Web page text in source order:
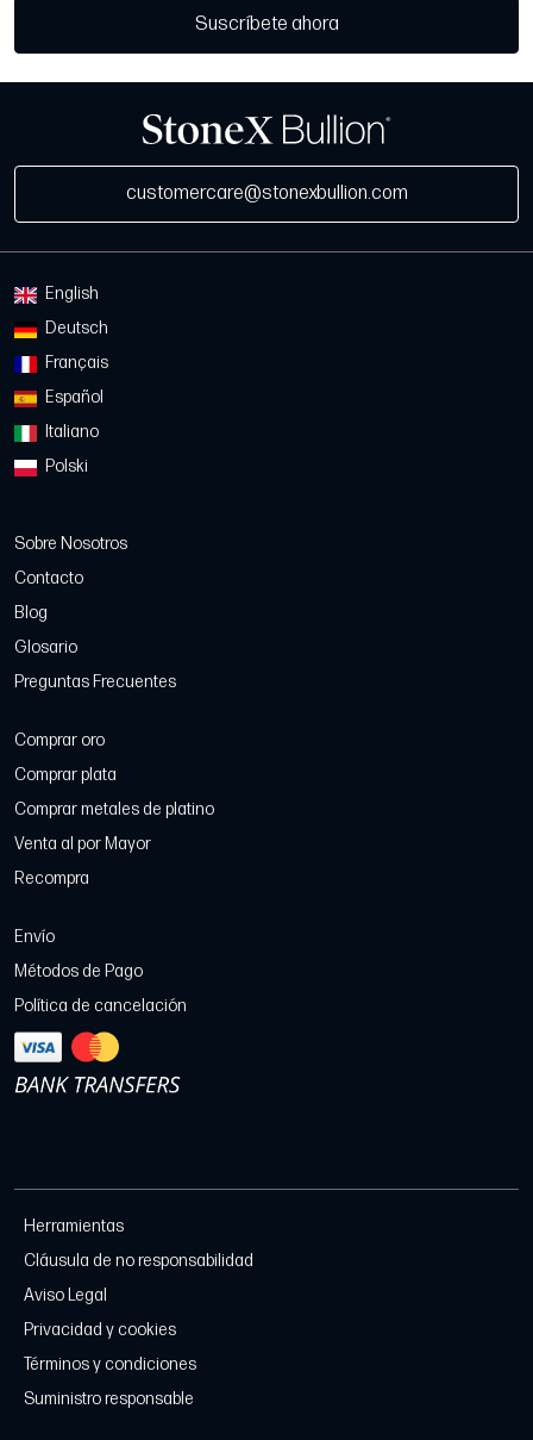
Suscríbete ahora
customercare@stonexbullion.com
English
Deutsch
Français
Español
Italiano
Polski
Sobre Nosotros
Contacto
Blog
Glosario
Preguntas Frecuentes
Comprar oro
Comprar plata
Comprar metales de platino
Venta al por Mayor
Recompra
Envío
Métodos de Pago
Política de cancelación
Herramientas
Cláusula de no responsabilidad
Aviso Legal
Privacidad y cookies
Términos y condiciones
Suministro responsable